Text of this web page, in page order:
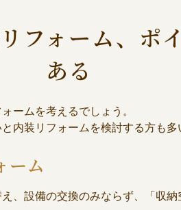
フォーム、ポ
ある
ームを考えるでしょう。
内装リフォームを検討する方も多
ーム
、設備の交換のみならず、「収